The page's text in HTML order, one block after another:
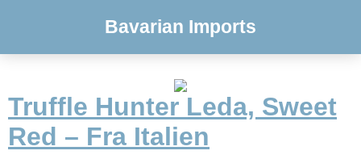
Bavarian Imports
Truffle Hunter Leda, Sweet
Red – Fra Italien